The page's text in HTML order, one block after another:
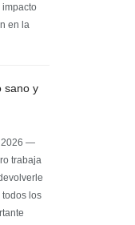
impacto
en la
sano y
2026 —
trabaja
los